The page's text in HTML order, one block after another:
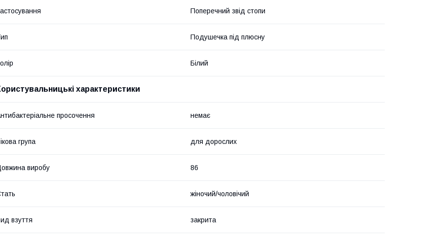
Поперечний звід стопи
Подушечка під плюсну
Білий
характеристики
просочення немає
група для дорослих
виробу 86
жіночий/чоловічий
взуття закрита